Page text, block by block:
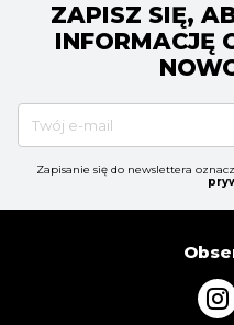
ZAPISZ SIĘ,
INFORMACJĘ
Zapisanie się do newslettera